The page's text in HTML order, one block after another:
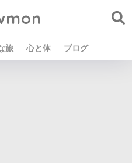
旅 心と体 ブログ